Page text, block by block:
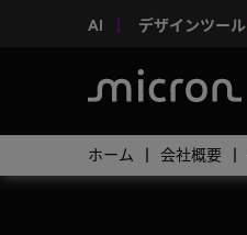
AI デザインツール
ホーム 会社概要